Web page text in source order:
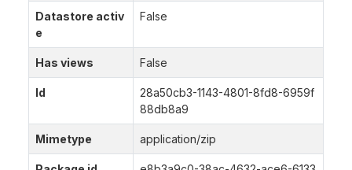
Datastore activ
e
False
Has views False
Id
28a50cb3-1143-4801-8fd8-6959f
88db8a9
Mimetype application/zip